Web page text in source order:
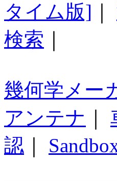
タイム版]
検索
幾何学メー
アンテナ
認